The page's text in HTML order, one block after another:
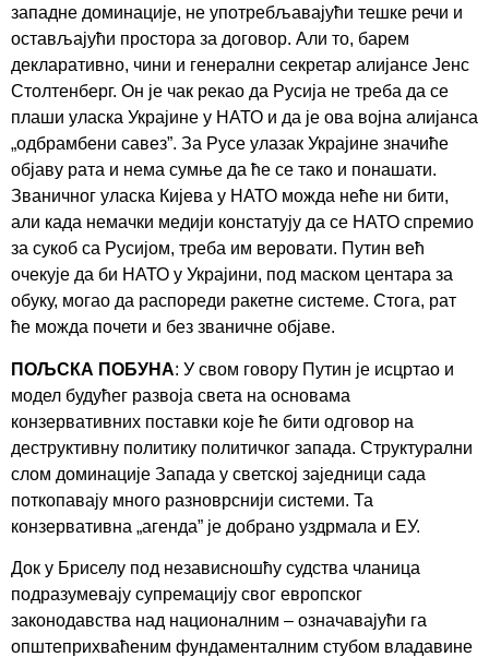
западне доминације, не употребљавајући тешке речи и
остављајући простора за договор. Али то, барем
декларативно, чини и генерални секретар алијансе Јенс
Столтенберг. Он је чак рекао да Русија не треба да се
плаши уласка Украјине у НАТО и да је ова војна алијанса
„одбрамбени савез”. За Русе улазак Украјине значиће
објаву рата и нема сумње да ће се тако и понашати.
Званичног уласка Кијева у НАТО можда неће ни бити,
али када немачки медији констатују да се НАТО спремио
за сукоб са Русијом, треба им веровати. Путин већ
очекује да би НАТО у Украјини, под маском центара за
обуку, могао да распореди ракетне системе. Стога, рат
ће можда почети и без званичне објаве.
ПОЉСКА ПОБУНА: У свом говору Путин је исцртао и
модел будућег развоја света на основама
конзервативних поставки које ће бити одговор на
деструктивну политику политичког запада. Структурални
слом доминације Запада у светској заједници сада
поткопавају много разноврснији системи. Та
конзервативна „агенда” је добрано уздрмала и ЕУ.
Док у Бриселу под независношћу судства чланица
подразумевају супремацију свог европског
законодавства над националним – означавајући га
општеприхваћеним фундаменталним стубом владавине